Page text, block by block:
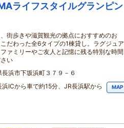
ライフスタイルグランピン
街歩きや滋賀観光の拠点におすすめのお
だわった全6タイプの1棟貸し。ラグジュア
ァミリーやご友人と記憶に残る特別な時間
い
長浜市下坂浜町３７９－６
浜ICから車で約15分、JR長浜駅から
MAP